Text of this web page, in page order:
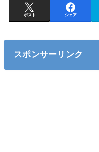
ポスト シェア
スポンサーリンク